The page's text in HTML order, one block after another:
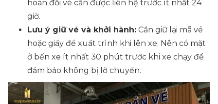
hoàn đổi vé cần được liên hệ trước ít nhất 24
giờ.
Lưu ý giữ vé và khởi hành: Cần giữ lại mã vé
hoặc giấy để xuất trình khi lên xe. Nên có mặt
ở bến xe ít nhất 30 phút trước khi xe chạy để
đảm bảo không bị lỡ chuyến.